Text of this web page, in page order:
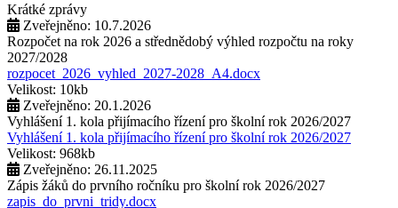
Krátké zprávy
Zveřejněno: 10.7.2026
Rozpočet na rok 2026 a střednědobý výhled rozpočtu na roky
2027/2028
rozpocet_2026_vyhled_2027-2028_A4.docx
Velikost: 10kb
Zveřejněno: 20.1.2026
Vyhlášení 1. kola přijímacího řízení pro školní rok 2026/2027
Vyhlášení 1. kola přijímacího řízení pro školní rok 2026/2027
Velikost: 968kb
Zveřejněno: 26.11.2025
Zápis žáků do prvního ročníku pro školní rok 2026/2027
zapis_do_prvni_tridy.docx